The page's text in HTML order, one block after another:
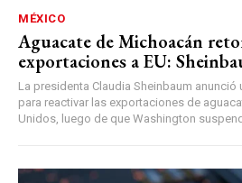
MÉXICO
Aguacate de Michoacán
exportaciones a EU:
La presidenta Claudia Sheinbaum anunció
para reactivar las exportaciones de
Unidos, luego de que Washington